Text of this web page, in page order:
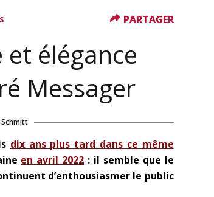
élégance
Messager
Schmitt
dix ans plus tard dans ce même
en avril 2022 : il semble que le
d’enthousiasmer le public
PARTAGER
PARTAGER